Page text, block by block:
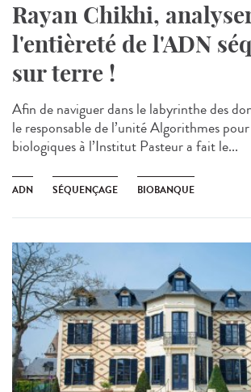
Rayan Chikhi,
l'entièreté de l'ADN
sur terre !
Afin de naviguer dans le labyrinthe des
le responsable de l’unité Algorithmes
biologiques à l’Institut Pasteur a fait le...
ADN SÉQUENÇAGE BIOBANQUE